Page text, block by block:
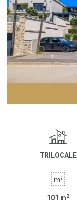
TRILOCALE
101 m2